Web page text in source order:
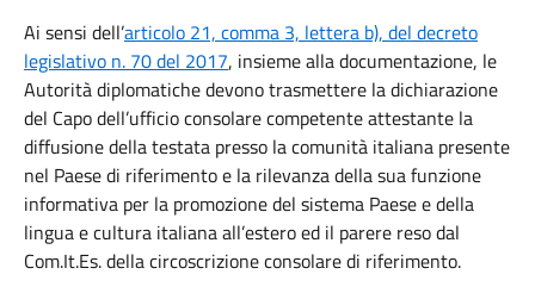
Ai sensi dell’articolo 21, comma 3, lettera b), del decreto
legislativo n. 70 del 2017, insieme alla documentazione, le
Autorità diplomatiche devono trasmettere la dichiarazione
del Capo dell’ufficio consolare competente attestante la
diffusione della testata presso la comunità italiana presente
nel Paese di riferimento e la rilevanza della sua funzione
informativa per la promozione del sistema Paese e della
lingua e cultura italiana all’estero ed il parere reso dal
Com.It.Es. della circoscrizione consolare di riferimento.